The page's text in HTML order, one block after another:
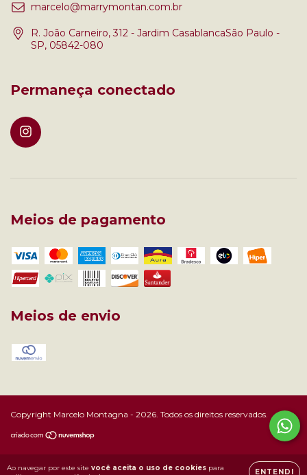
Ao navegar por este site você aceita o uso de cookies para
ENTENDI
marcelo@marrymontan.com.br
R. João Carneiro, 312 - Jardim CasablancaSão Paulo -
SP, 05842-080
Permaneça conectado
Meios de pagamento
Meios de envio
Copyright Marcelo Montagna - 2026. Todos os direitos reservados.